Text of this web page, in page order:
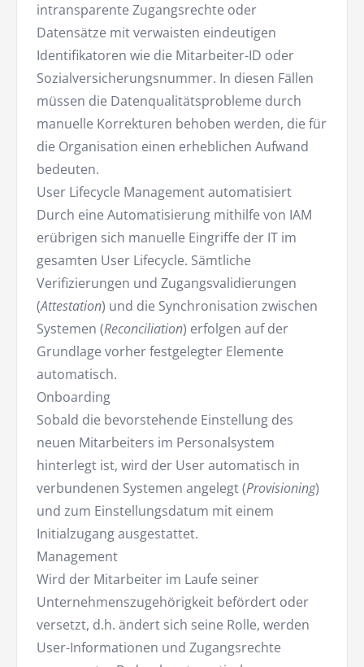
intransparente Zugangsrechte oder
Datensätze mit verwaisten eindeutigen
Identifikatoren wie die Mitarbeiter-ID oder
Sozialversicherungsnummer. In diesen Fällen
müssen die Datenqualitätsprobleme durch
manuelle Korrekturen behoben werden, die für
die Organisation einen erheblichen Aufwand
bedeuten.
User Lifecycle Management automatisiert
Durch eine Automatisierung mithilfe von IAM
erübrigen sich manuelle Eingriffe der IT im
gesamten User Lifecycle. Sämtliche
Verifizierungen und Zugangsvalidierungen
(Attestation) und die Synchronisation zwischen
Systemen (Reconciliation) erfolgen auf der
Grundlage vorher festgelegter Elemente
automatisch.
Onboarding
Sobald die bevorstehende Einstellung des
neuen Mitarbeiters im Personalsystem
hinterlegt ist, wird der User automatisch in
verbundenen Systemen angelegt (Provisioning)
und zum Einstellungsdatum mit einem
Initialzugang ausgestattet.
Management
Wird der Mitarbeiter im Laufe seiner
Unternehmenszugehörigkeit befördert oder
versetzt, d.h. ändert sich seine Rolle, werden
User-Informationen und Zugangsrechte